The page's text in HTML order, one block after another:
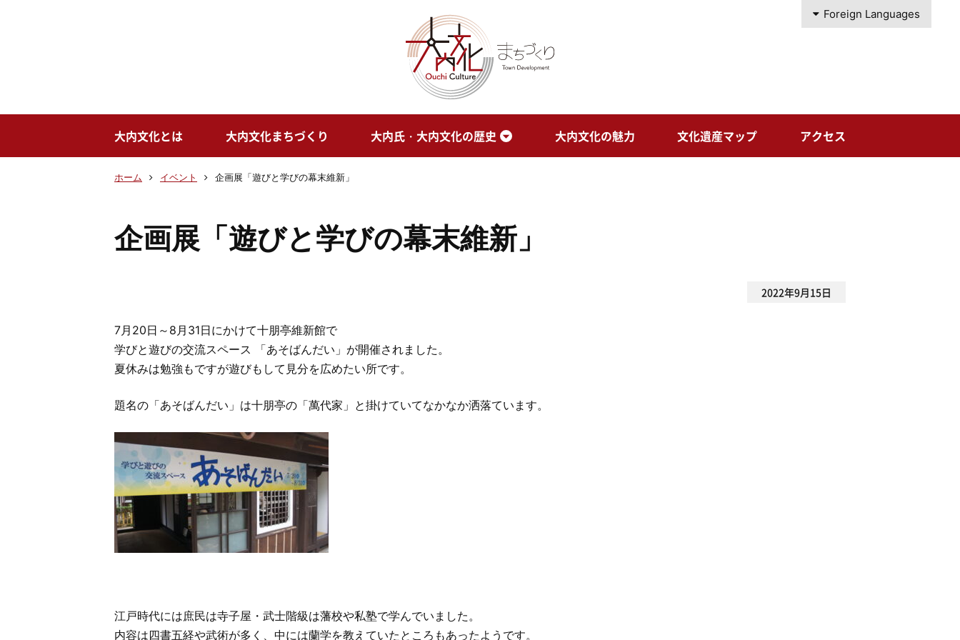
Foreign Languages
大内文化とは 大内文化まちづくり 大内氏・大内文化の歴史 大内文化の魅力 文化遺産マップ アクセス
企画展「遊びと学びの幕末維新」
ホーム イベント 企画展「遊びと学びの幕末維新」
2022年9月15日
7月20日～8月31日にかけて十朋亭維新館で
学びと遊びの交流スペース 「あそばんだい」が開催されました。
夏休みは勉強もですが遊びもして見分を広めたい所です。
題名の「あそばんだい」は十朋亭の「萬代家」と掛けていてなかなか洒落ています。
江戸時代には庶民は寺子屋・武士階級は藩校や私塾で学んでいました。
内容は四書五経や武術が多く、中には蘭学を教えていたところもあったようです。